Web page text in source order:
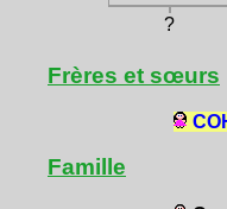
?
Frères et sœurs
Famille